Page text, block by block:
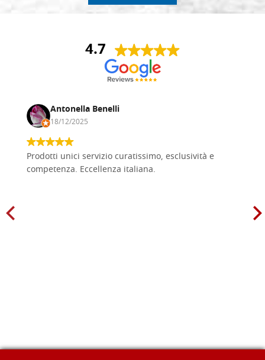
4.7
Antonella Benelli
18/12/2025
Prodotti unici servizio curatissimo, esclusività e
competenza. Eccellenza italiana.